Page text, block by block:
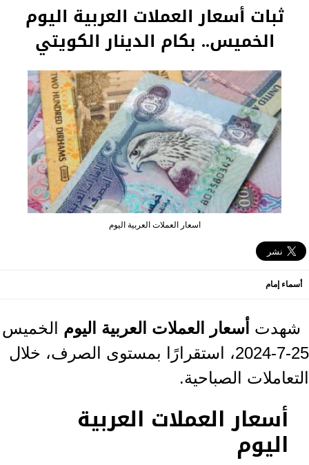
ثبات أسعار العملات العربية اليوم
الخميس.. بكام الدينار الكويتي
اسعار العملات العربية اليوم
أسماء إمام
شهدت أسعار العملات العربية اليوم الخميس
25-7-2024، استقرارًا بمستوى الصرف، خلال
التعاملات الصباحية.
أسعار العملات العربية
اليوم